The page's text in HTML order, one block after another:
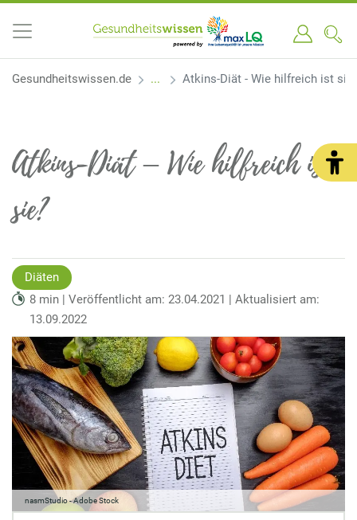
Gesundheitswissen.de Atkins-Diät - Wie hilfreich ist
Atkins-Diät – Wie hilfreich ist
sie?
Diäten
8 min | Veröffentlicht am: 23.04.2021 | Aktualisiert am:
13.09.2022
nasmStudio - Adobe Stock